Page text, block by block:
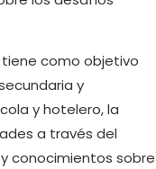
tiene como objetivo
y
y hotelero, la
a través del
conocimientos sobre